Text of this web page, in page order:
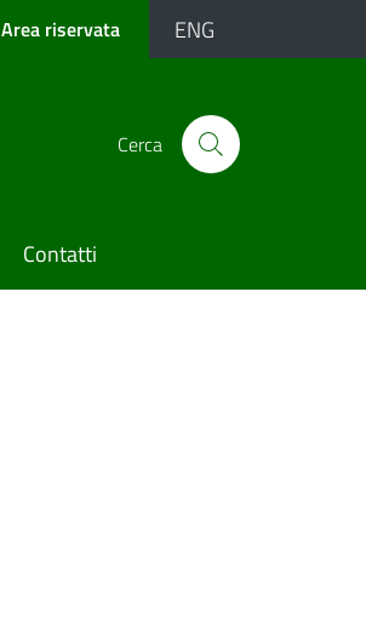
Area riservata ENG
Cerca
Contatti